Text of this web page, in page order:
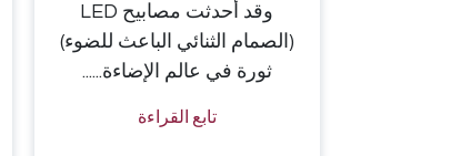
وقد أحدثت مصابيح LED
(الصمام الثنائي الباعث للضوء)
ثورة في عالم الإضاءة......
تابع القراءة